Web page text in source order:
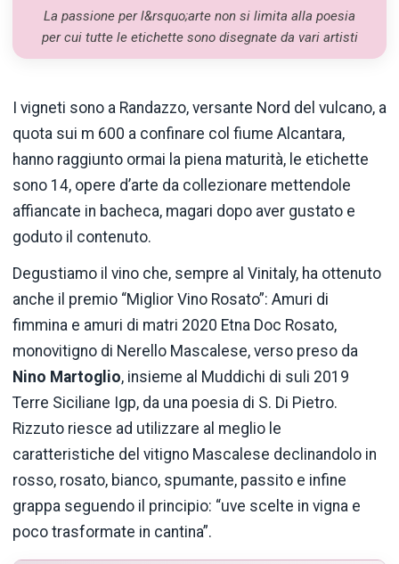
La passione per l&rsquo;arte non si limita alla poesia
per cui tutte le etichette sono disegnate da vari artisti
I vigneti sono a Randazzo, versante Nord del vulcano, a
quota sui m 600 a confinare col fiume Alcantara,
hanno raggiunto ormai la piena maturità, le etichette
sono 14, opere d’arte da collezionare mettendole
affiancate in bacheca, magari dopo aver gustato e
goduto il contenuto.
Degustiamo il vino che, sempre al Vinitaly, ha ottenuto
anche il premio “Miglior Vino Rosato”: Amuri di
fimmina e amuri di matri 2020 Etna Doc Rosato,
monovitigno di Nerello Mascalese, verso preso da
Nino Martoglio, insieme al Muddichi di suli 2019
Terre Siciliane Igp, da una poesia di S. Di Pietro.
Rizzuto riesce ad utilizzare al meglio le
caratteristiche del vitigno Mascalese declinandolo in
rosso, rosato, bianco, spumante, passito e infine
grappa seguendo il principio: “uve scelte in vigna e
poco trasformate in cantina”.